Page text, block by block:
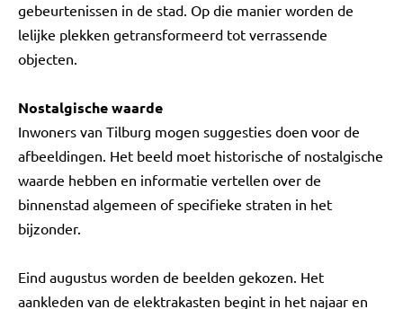
gebeurtenissen in de stad. Op die manier worden de
lelijke plekken getransformeerd tot verrassende
objecten.
Nostalgische waarde
Inwoners van Tilburg mogen suggesties doen voor de
afbeeldingen. Het beeld moet historische of nostalgische
waarde hebben en informatie vertellen over de
binnenstad algemeen of specifieke straten in het
bijzonder.
Eind augustus worden de beelden gekozen. Het
aankleden van de elektrakasten begint in het najaar en